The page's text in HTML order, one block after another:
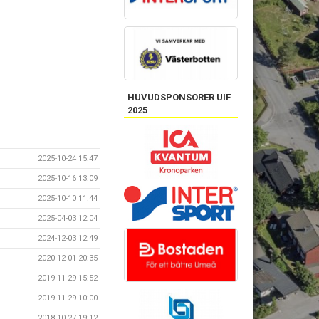
2025-10-24 15:47
2025-10-16 13:09
2025-10-10 11:44
2025-04-03 12:04
2024-12-03 12:49
2020-12-01 20:35
2019-11-29 15:52
2019-11-29 10:00
HUVUDSPONSORER UIF
2025